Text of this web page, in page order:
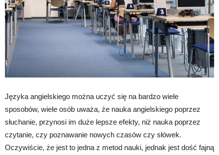
Języka angielskiego można uczyć się na bardzo wiele
sposobów, wiele osób uważa, że nauka angielskiego poprzez
słuchanie, przynosi im duże lepsze efekty, niż nauka poprzez
czytanie, czy poznawanie nowych czasów czy słówek.
Oczywiście, że jest to jedna z metod nauki, jednak jest dość fajną